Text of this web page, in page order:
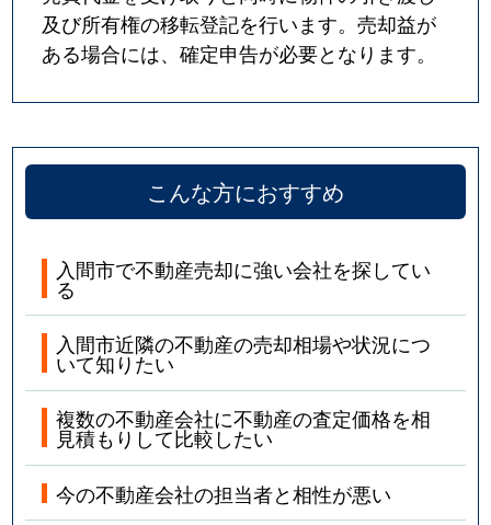
及び所有権の移転登記を行います。売却益が
ある場合には、確定申告が必要となります。
こんな方におすすめ
入間市で不動産売却に強い会社を探してい
る
入間市近隣の不動産の売却相場や状況につ
いて知りたい
複数の不動産会社に不動産の査定価格を相
見積もりして比較したい
今の不動産会社の担当者と相性が悪い